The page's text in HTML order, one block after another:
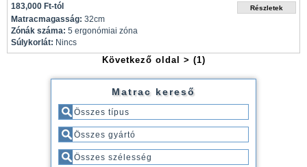
183,000 Ft-tól
Matracmagasság: 32cm
Zónák száma: 5 ergonómiai zóna
Súlykorlát: Nincs
Következő oldal > (1)
Matrac kereső